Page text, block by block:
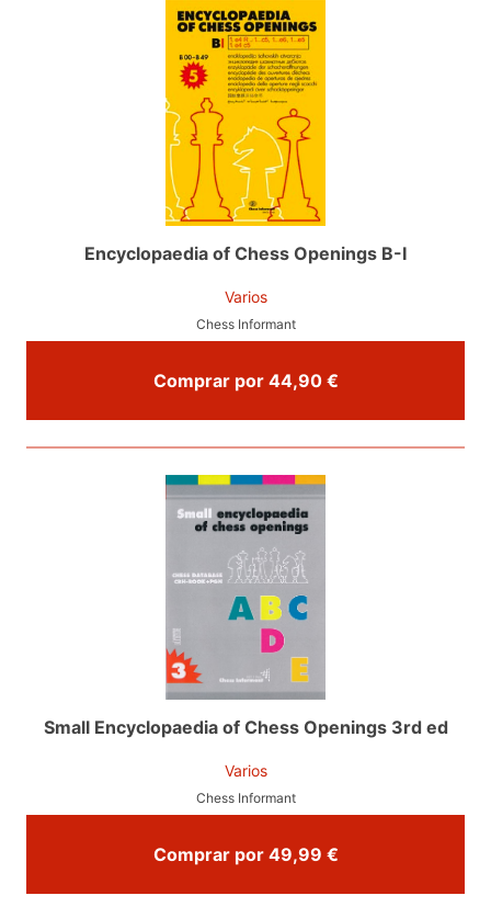
Encyclopaedia of Chess Openings B-I
Varios
Chess Informant
Comprar por 44,90 €
Small Encyclopaedia of Chess Openings 3rd ed
Varios
Chess Informant
Comprar por 49,99 €